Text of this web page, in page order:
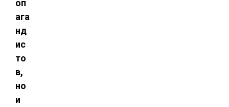
оп
ага
нд
ис
то
в,
но
и